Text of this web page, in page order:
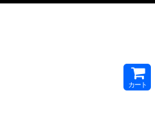
カート